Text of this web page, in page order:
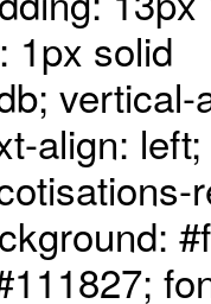
1px solid
vertical-
align: left;